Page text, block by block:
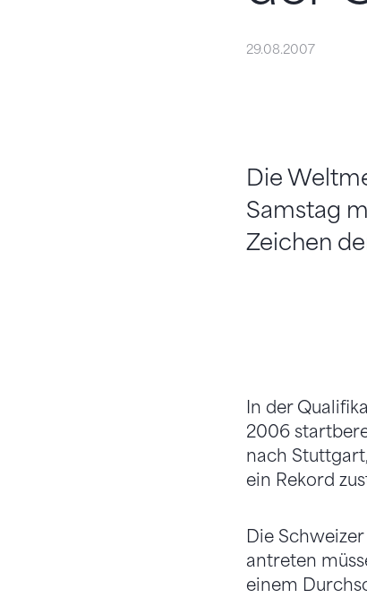
29.08.2007
Die
Samstag
Zeichen
In der
2006
nach
ein Rekord
Die
antreten
einem